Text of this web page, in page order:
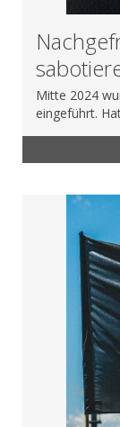
Mitte 2024
eingeführt.